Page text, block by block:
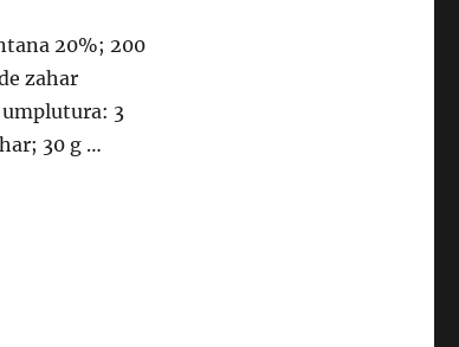
20%; 200
zahar
3
30 g …
usor de preparat”